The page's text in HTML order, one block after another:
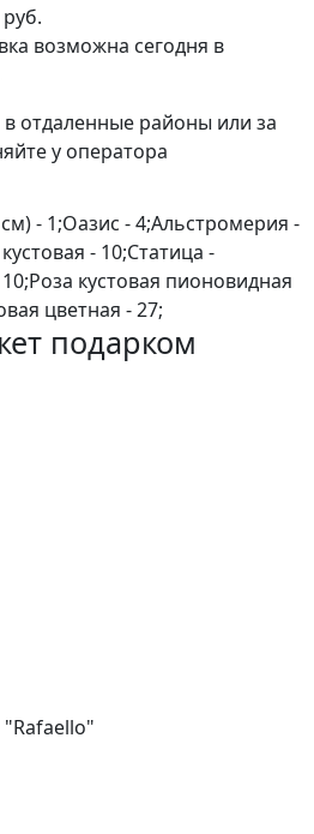
возможна сегодня в
отдаленные районы или за
у оператора
- 1;Оазис - 4;Альстромерия -
- 10;Статица -
кустовая пионовидная
цветная - 27;
подарком